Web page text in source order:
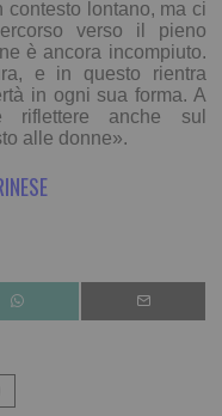
contesto lontano, ma ci
verso il pieno
è ancora incompiuto.
e in questo rientra
in ogni sua forma. A
riflettere anche sul
alle donne».